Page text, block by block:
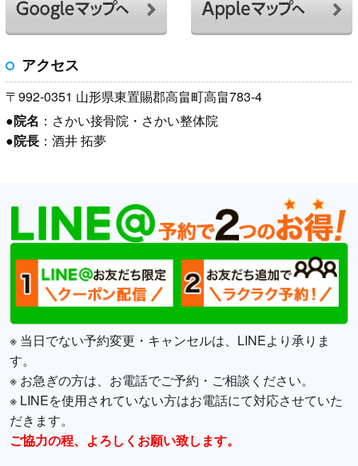
アクセス
〒992-0351 山形県東置賜郡高畠町高畠783-4
●院名 ：さかい接骨院・さかい整体院
●院長：酒井 拓夢
※ 当日でない予約変更・キャンセルは、LINEより承りま
す。
※ お急ぎの方は、お電話でご予約・ご相談ください。
※ LINEを使用されていない方はお電話にて対応させていた
だきます。
ご協力の程、よろしくお願い致します。